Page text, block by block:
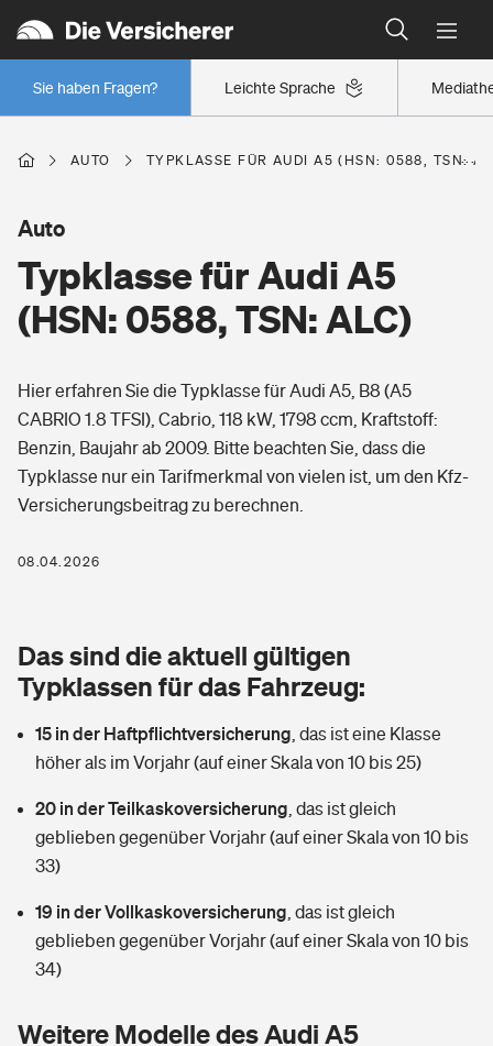
Leichte Sprache
Sie haben Fragen?
Wer versichert was: Jetzt Versicherer finden
Regionalklassen: So ist Ihre Region eingestuft
Wer versichert was: Jetzt Versicherer finden
Berufsunfähigkeitsversicherung
Erwerbsunfähigkeitsversicherung
Grundfähigkeitsversicherung
Arbeitsrechtsschutz
Berufshaftpflichtversicherung
Zur Übersicht
Tools
Wer versichert was: Jetzt Versicherer finden
Sie haben Fragen?
Wohnen
Elementarversicherung
Glasversicherung
Mietkautionsversicherung
Restkreditversicherung
Tools
Hochwasser-Check: Wie gefährdet ist Ihr Haus?
Freizeit
Pri­vate Haft­pflicht­
Kinderunfall­ver­si­che­rung
Kinderinvalidität
Reiseversicherung
Hundehalter-Haftpflicht
Handyversicherung
Private Cyberversicherung
Gesundheit
Private Krankenversicherung
Dread-Disease-Versicherung
Tierkrankenversicherung
Tools
Wer versichert was: Jetzt Versicherer finden
AUTO TYPKLASSE FÜR AUDI A5 (HSN: 0588, TSN:
Typklasse für Audi A5
(HSN: 0588, TSN: ALC)
Auto
Hier erfahren Sie die Typklasse für Audi A5, B8 (A5
CABRIO 1.8 TFSI), Cabrio, 118 kW, 1798 ccm, Kraftstoff:
Benzin, Baujahr ab 2009. Bitte beachten Sie, dass die
Typklasse nur ein Tarifmerkmal von vielen ist, um den Kfz-
Versicherungsbeitrag zu berechnen.
08.04.2026
Das sind die aktuell gültigen
Typklassen für das Fahrzeug:
15 in der Haftpflichtversicherung das ist eine Klasse
höher als im Vorjahr (auf einer Skala von 10 bis 25)
20 in der Teilkaskoversicherung das ist gleich
geblieben gegenüber Vorjahr (auf einer Skala von 10 bis
33)
19 in der Vollkaskoversicherung das ist gleich
geblieben gegenüber Vorjahr (auf einer Skala von 10 bis
34)
Weitere Modelle des Audi A5